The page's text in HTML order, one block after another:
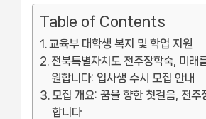
Table of Contents
교육부 대학생 복지 및 학업 지원
전북특별자치도 전주장학숙, 미래
원합니다: 입사생 수시 모집 안내
모집 개요: 꿈을 향한 첫걸음, 전주
합니다